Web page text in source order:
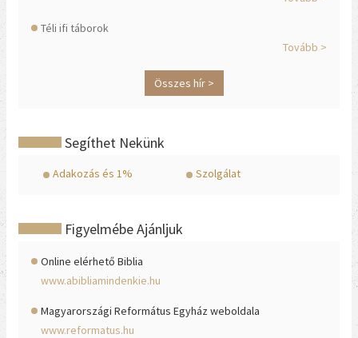
Téli ifi táborok
Tovább >
Összes hír >
Segíthet Nekünk
Adakozás és 1% Szolgálat
Figyelmébe Ajánljuk
Online elérhető Biblia
www.abibliamindenkie.hu
Magyarországi Református Egyház weboldala
www.reformatus.hu